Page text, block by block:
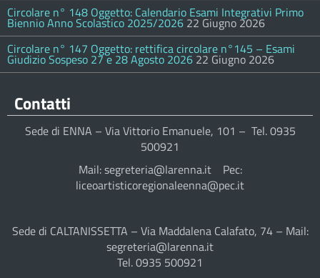
Circolare n° 148 Oggetto: Calendario Esami Integrativi Primo
Biennio Anno Scolastico 2025/2026 22 Giugno 2026
Circolare n° 147 Oggetto: rettifica circolare n°145 – Esami
Giudizio Sospeso 27 e 28 Agosto 2026 22 Giugno 2026
Contatti
Sede di ENNA – Via Vittorio Emanuele, 101 – Tel. 0935
500921
Mail: segreteria@larenna.it Pec:
liceoartisticoregionaleenna@pec.it
Sede di CALTANISSETTA – Via Maddalena Calafato, 74 – Mail:
segreteria@larenna.it
Tel. 0935 500921